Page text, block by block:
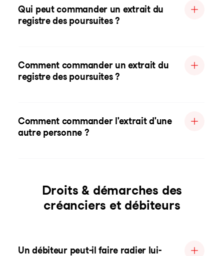
Qui peut commander un extrait du
registre des poursuites ?
Comment commander un extrait du
registre des poursuites ?
Comment commander l'extrait d'une
autre personne ?
Droits & démarches des
créanciers et débiteurs
Un débiteur peut-il faire radier lui-